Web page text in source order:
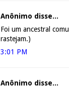
Anônimo disse...
Foi um ancestral
rastejam.)
3:01 PM
Anônimo disse...